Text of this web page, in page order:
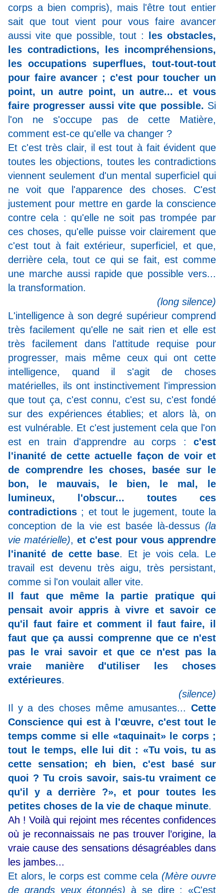
corps a bien compris), mais l'être tout entier
sait que tout vient pour vous faire avancer
aussi vite que possible, tout :
les obstacles,
les contradictions, les incompréhensions,
les occupations superflues, tout-tout-tout
pour faire avancer ; c'est pour toucher un
point, un autre point, un autre... et vous
faire progresser aussi vite que possible. Si
l'on ne s'occupe pas de cette Matière,
comment est-ce qu'elle va changer ?
Et c'est très clair, il est tout à fait évident que
toutes les objections, toutes les contradictions
viennent seulement d'un mental superficiel qui
ne voit que l'apparence des choses. C'est
justement pour mettre en garde la conscience
contre cela : qu'elle ne soit pas trompée par
ces choses, qu'elle puisse voir clairement que
c'est tout à fait extérieur, superficiel, et que,
derrière cela, tout ce qui se fait, est comme
une marche aussi rapide que possible vers...
la transformation.
(long silence)
L'intelligence à son degré supérieur comprend
très facilement qu'elle ne sait rien et elle est
très facilement dans l'attitude requise pour
progresser, mais même ceux qui ont cette
intelligence, quand il s'agit de choses
matérielles, ils ont instinctivement l'impression
que tout ça, c'est connu, c'est su, c'est fondé
sur des expériences établies; et alors là, on
est vulnérable. Et c'est justement cela que l'on
est en train d'apprendre au corps : c'est
l'inanité de cette actuelle façon de voir et
de comprendre les choses, basée sur le
bon, le mauvais, le bien, le mal, le
lumineux, l'obscur... toutes ces
contradictions ; et tout le jugement, toute la
conception de la vie est basée là-dessus (la
vie matérielle), et c'est pour vous apprendre
l'inanité de cette base. Et je vois cela. Le
travail est devenu très aigu, très persistant,
comme si l'on voulait aller vite.
Il faut que même la partie pratique qui
pensait avoir appris à vivre et savoir ce
qu'il faut faire et comment il faut faire, il
faut que ça aussi comprenne que ce n'est
pas le vrai savoir et que ce n'est pas la
vraie manière d'utiliser les choses
extérieures.
(silence)
Il y a des choses même amusantes... Cette
Conscience qui est à l'œuvre, c'est tout le
temps comme si elle «taquinait» le corps ;
tout le temps, elle lui dit : «Tu vois, tu as
cette sensation; eh bien, c'est basé sur
quoi ? Tu crois savoir, sais-tu vraiment ce
qu'il y a derrière ?», et pour toutes les
petites choses de la vie de chaque minute.
Ah ! Voilà qui rejoint mes récentes confidences
où je reconnaissais ne pas trouver l’origine, la
vraie cause des sensations désagréables dans
les jambes...
Et alors, le corps est comme cela (Mère ouvre
de grands yeux étonnés) à se dire : «C'est